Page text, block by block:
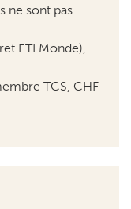
ne sont pas
ETI Monde),
TCS, CHF